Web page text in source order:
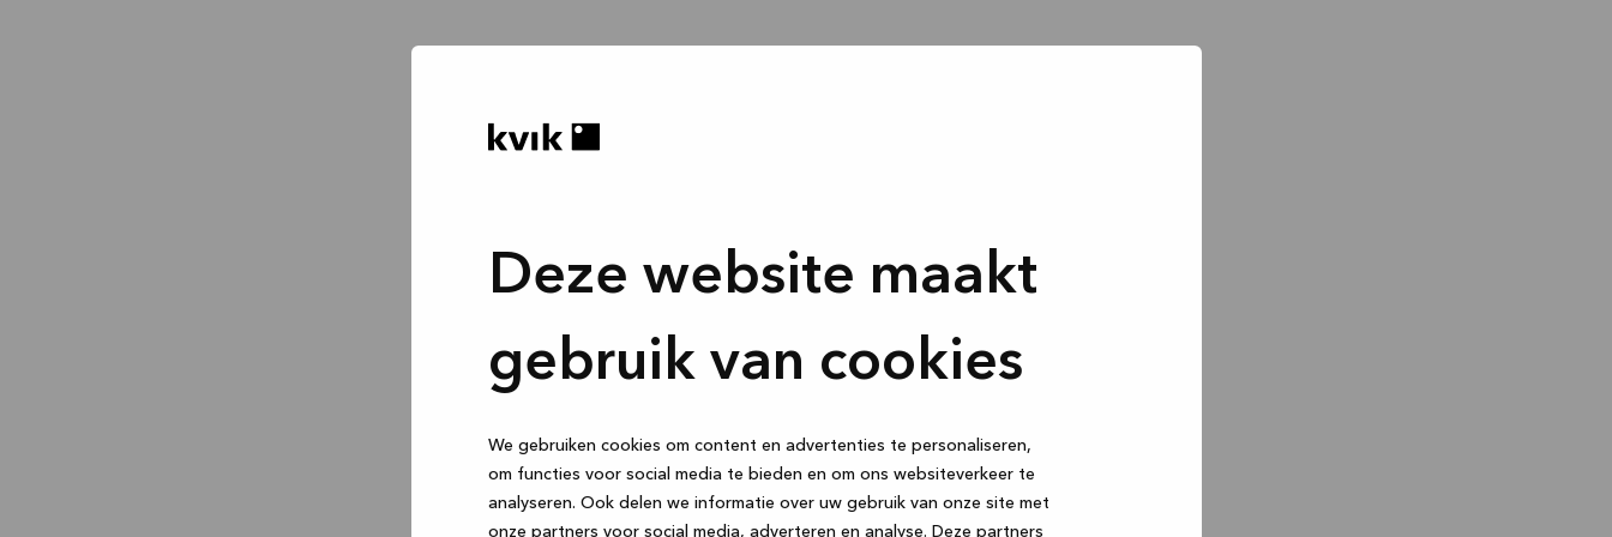
Deze website maakt
gebruik van cookies
We gebruiken cookies om content en advertenties te personaliseren,
om functies voor social media te bieden en om ons websiteverkeer te
analyseren. Ook delen we informatie over uw gebruik van onze site met
onze partners voor social media, adverteren en analyse. Deze partners